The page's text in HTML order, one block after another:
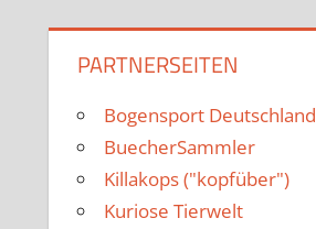
PARTNERSEITEN
Bogensport Deutschland
BuecherSammler
Killakops ("kopfüber")
Kuriose Tierwelt